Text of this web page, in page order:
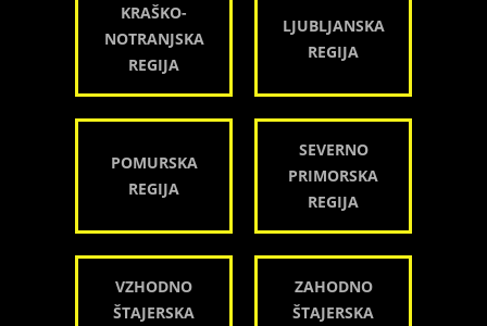
KRAŠKO-
NOTRANJSKA
REGIJA
LJUBLJANSKA
REGIJA
POMURSKA
REGIJA
SEVERNO
PRIMORSKA
REGIJA
VZHODNO
ŠTAJERSKA
ZAHODNO
ŠTAJERSKA